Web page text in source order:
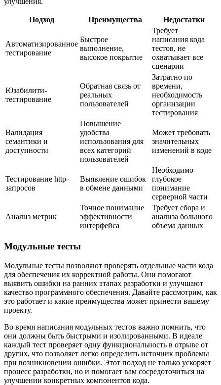
Подход Преимущества Недостатки
Автоматизированное
тестирование
Быстрое
выполнение,
высокое покрытие
Требует
написания кода
тестов, не
охватывает все
сценарии
Юзабилити-
тестирование
Обратная связь от
реальных
пользователей
Затратно по
времени,
необходимость
организации
тестирования
Валидация
семантики и
доступности
Повышение
удобства
использования для
всех категорий
пользователей
Может требовать
значительных
изменений в коде
Тестирование http-
запросов
Выявление ошибок
в обмене данными
Необходимо
глубокое
понимание
серверной части
Анализ метрик
Точное понимание
эффективности
интерфейса
Требует сбора и
анализа большого
объема данных
Модульные тесты
Модульные тесты позволяют проверять отдельные части кода
для обеспечения их корректной работы. Они помогают
выявить ошибки на ранних этапах разработки и улучшают
качество программного обеспечения. Давайте рассмотрим, как
это работает и какие преимущества может принести вашему
проекту.
Во время написания модульных тестов важно помнить, что
они должны быть быстрыми и изолированными. В идеале
каждый тест проверяет одну функциональность в отрыве от
других, что позволяет легко определить источник проблемы
при возникновении ошибки. Этот подход не только ускоряет
процесс разработки, но и помогает вам сосредоточиться на
улучшении конкретных компонентов кода.